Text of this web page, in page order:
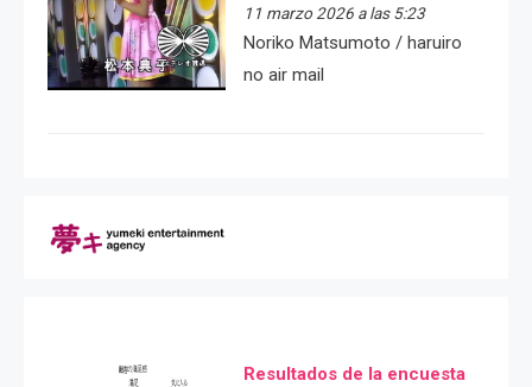
11 marzo 2026 a las 5:23
Noriko Matsumoto / haruiro
no air mail
Resultados de la encuesta